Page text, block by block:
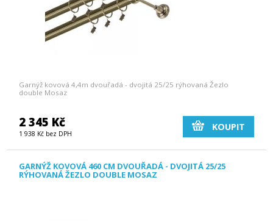
Garnýž kovová 4,4m dvouřadá - dvojitá 25/25 rýhovaná Žezlo
double Mosaz
2 345 Kč
1 938 Kč bez DPH
KOUPIT
GARNÝŽ KOVOVÁ 460 CM DVOUŘADÁ - DVOJITÁ 25/25
RÝHOVANÁ ŽEZLO DOUBLE MOSAZ